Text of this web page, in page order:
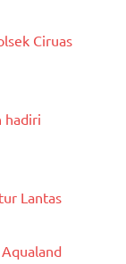
Ciruas
hadiri
Lantas